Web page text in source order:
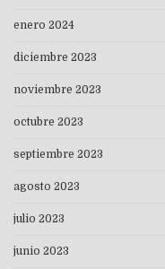
enero 2024
diciembre 2023
noviembre 2023
octubre 2023
septiembre 2023
agosto 2023
julio 2023
junio 2023